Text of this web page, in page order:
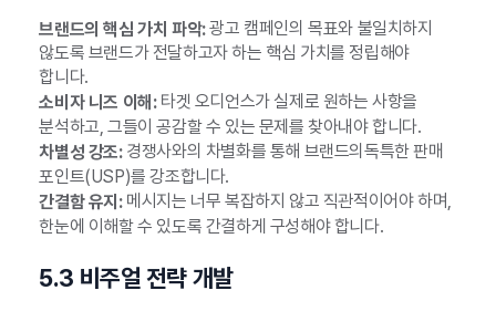
브랜드의 핵심 가치 파악:광고 캠페인의 목표와 불일치하지
않도록 브랜드가 전달하고자 하는 핵심 가치를 정립해야
합니다.
소비자 니즈 이해:타겟 오디언스가 실제로 원하는 사항을
분석하고, 그들이 공감할 수 있는 문제를 찾아내야 합니다.
차별성 강조:경쟁사와의 차별화를 통해 브랜드의독특한 판매
포인트(USP)를 강조합니다.
간결함 유지:메시지는 너무 복잡하지 않고 직관적이어야 하며,
한눈에 이해할 수 있도록 간결하게 구성해야 합니다.
5.3 비주얼 전략 개발